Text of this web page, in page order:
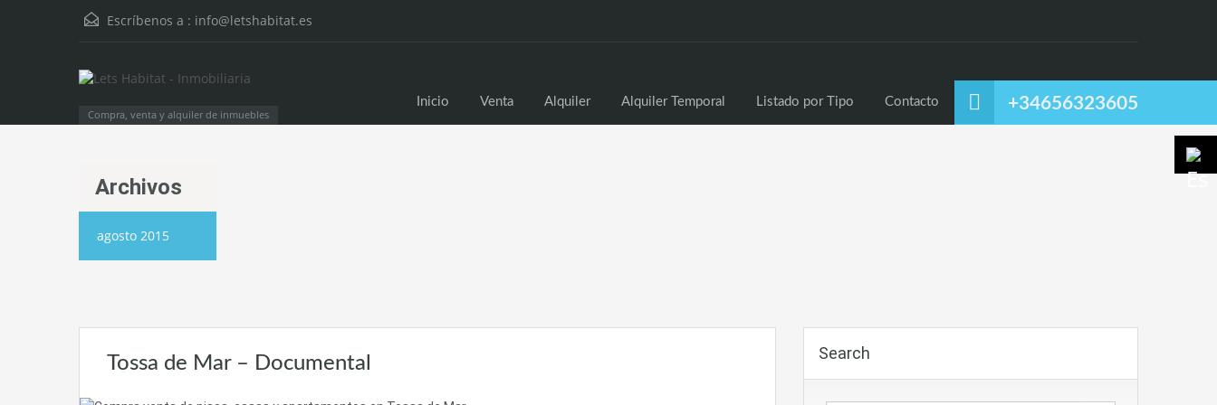
Escríbenos a : info@letshabitat.es
Compra, venta y alquiler de inmuebles
+34656323605
Inicio Venta Alquiler Alquiler Temporal Listado por Tipo Contacto
Archivos
agosto 2015
Tossa de Mar – Documental Search